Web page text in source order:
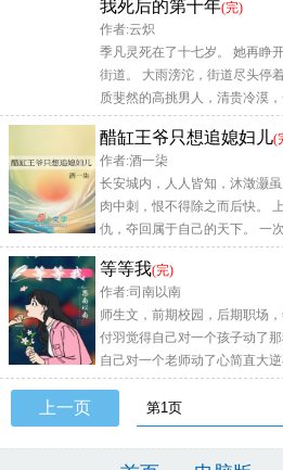
我死后的第十年(完)
作者:云炽
季凡灵死在了十七岁。 她再睁
街道。 大雨滂沱，街道尽头停
质斐然的高挑男人，清贵冷漠
伞，像是在
醋缸王爷只想追媳妇儿(
作者:酒一柒
长安城内，人人皆知，沐澂灏
肉中刺，恨不得除之而后快。
仇，夺回属于自己的天下。 一
人，将另一名女子娶
等等我(完)
作者:司南以南
师生文，前期校园，后期职场
付羽觉得自己对一个孩子动了
自己对一个老师动了心简直大
得没什么
上一页